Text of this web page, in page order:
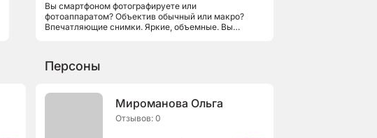
Вы смартфоном фотографируете или
фотоаппаратом? Объектив обычный или макро?
Впечатляющие снимки. Яркие, объемные. Вы
Персоны
Мироманова Ольга
Отзывов: 0